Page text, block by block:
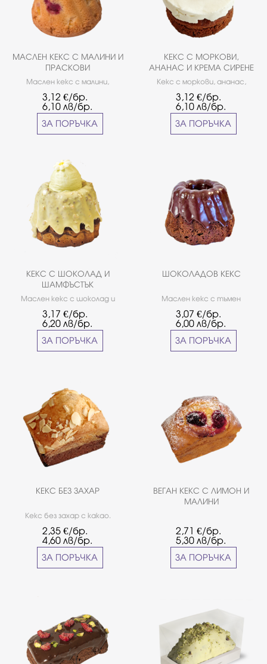
МАСЛЕН КЕКС С МАЛИНИ И
ПРАСКОВИ
Маслен кекс с малини,
3,12 €/бр.
6,10 лв/бр.
ЗА ПОРЪЧКА
КЕКС С МОРКОВИ,
АНАНАС И КРЕМА СИРЕНЕ
Кекс с моркови, ананас,
крем Филаделфия.
3,12 €/бр.
6,10 лв/бр.
ЗА ПОРЪЧКА
КЕКС С ШОКОЛАД И
ШАМФЪСТЪК
Маслен кекс с шоколад и
3,17 €/бр.
6,20 лв/бр.
ЗА ПОРЪЧКА
ШОКОЛАДОВ КЕКС
Маслен кекс с тъмен
глазура и крем Маскарпоне с
шоколад.
3,07 €/бр.
6,00 лв/бр.
ЗА ПОРЪЧКА
КЕКС БЕЗ ЗАХАР
Кекс без захар с какао.
2,35 €/бр.
4,60 лв/бр.
ЗА ПОРЪЧКА
ВЕГАН КЕКС С ЛИМОН И
МАЛИНИ
2,71 €/бр.
5,30 лв/бр.
ЗА ПОРЪЧКА